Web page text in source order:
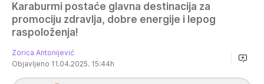
Karaburmi postaće glavna destinacija za
promociju zdravlja, dobre energije i lepog
raspoloženja!
Zorica Antonijević
Objavljeno 11.04.2025. 15:44h